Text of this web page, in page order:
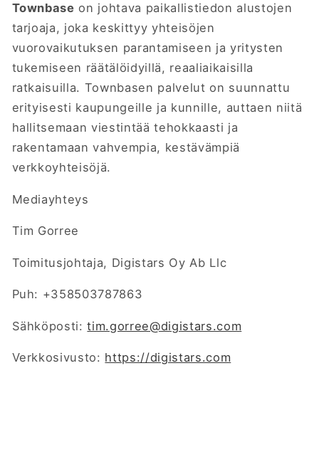
Townbase on johtava paikallistiedon alustojen
tarjoaja, joka keskittyy yhteisöjen
vuorovaikutuksen parantamiseen ja yritysten
tukemiseen räätälöidyillä, reaaliaikaisilla
ratkaisuilla. Townbasen palvelut on suunnattu
erityisesti kaupungeille ja kunnille, auttaen niitä
hallitsemaan viestintää tehokkaasti ja
rakentamaan vahvempia, kestävämpiä
verkkoyhteisöjä.
Mediayhteys
Tim Gorree
Toimitusjohtaja, Digistars Oy Ab Llc
Puh: +358503787863
Sähköposti:tim.gorree@digistars.com
Verkkosivusto: https://digistars.com